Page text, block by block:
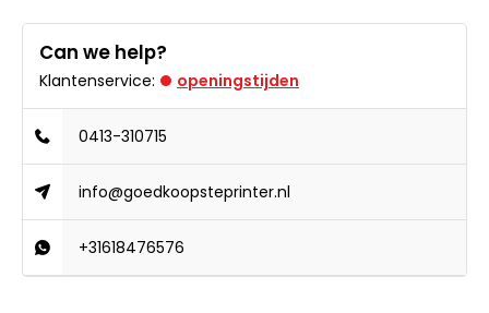
Can we help?
Klantenservice: openingstijden
0413-310715
info@goedkoopsteprinter.nl
+31618476576